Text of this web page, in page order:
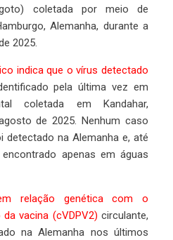
coletada por meio de
Alemanha, durante a
2025.
indica que o vírus detectado
pela última vez em
coletada em Kandahar,
de 2025. Nenhum caso
detectado na Alemanha e, até
apenas em águas
relação genética com o
vacina (cVDPV2) circulante,
na Alemanha nos últimos